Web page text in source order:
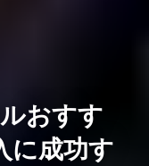
おすす
に成功す